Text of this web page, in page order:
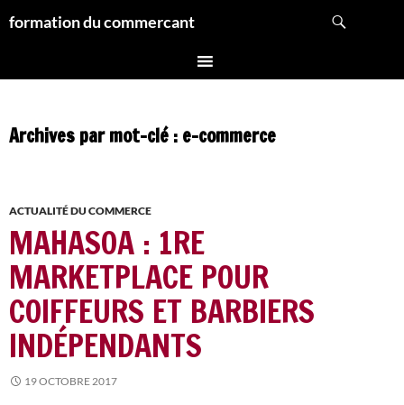
auformation du commercant
Archives par mot-clé : e-commerce
ACTUALITÉ DU COMMERCE
MAHASOA : 1RE
MARKETPLACE POUR
COIFFEURS ET BARBIERS
INDÉPENDANTS
19 OCTOBRE 2017